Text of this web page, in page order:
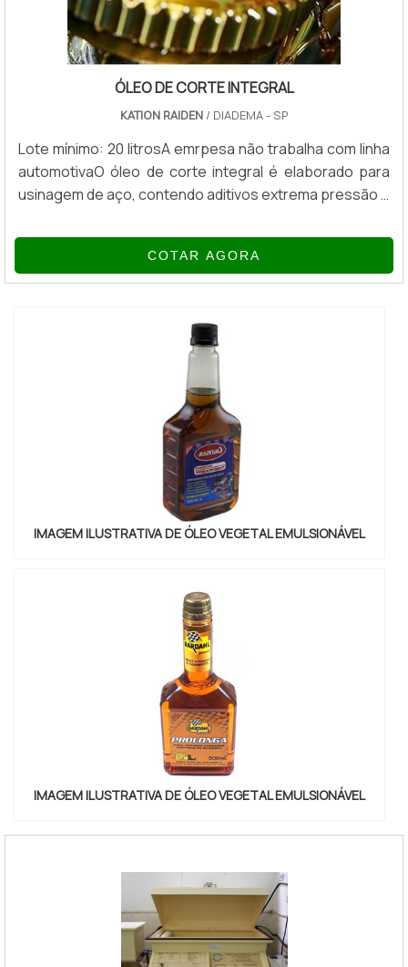
ÓLEO DE CORTE INTEGRAL
KATION RAIDEN / DIADEMA - SP
Lote mínimo: 20 litrosA emrpesa não trabalha com linha
automotivaO óleo de corte integral é elaborado para
usinagem de aço, contendo aditivos extrema pressão e
lhe confere efeitos sinérgicos, proporcionado redução
no desgaste do ferramental, bem como superior
acabamento em peças usinadas. Isento de cloro, ele se
eliminando as causas de de...
COTAR AGORA
IMAGEM ILUSTRATIVA DE ÓLEO VEGETAL EMULSIONÁVEL
IMAGEM ILUSTRATIVA DE ÓLEO VEGETAL EMULSIONÁVEL